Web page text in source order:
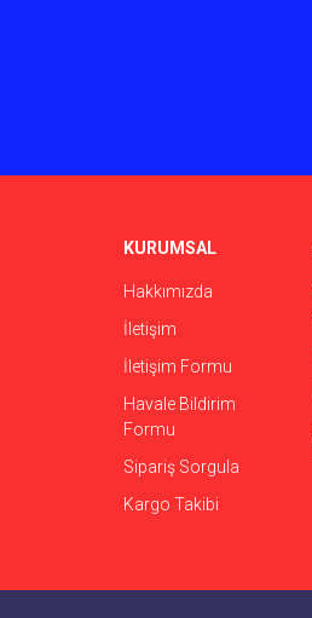
KURUMSAL
Hakkımızda
İletişim
İletişim Formu
Havale Bildirim
Formu
Sipariş Sorgula
Kargo Takibi